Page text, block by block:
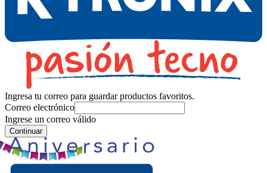
Ingresa tu correo para guardar productos favoritos.
Correo electrónico
Ingrese un correo válido
Continuar